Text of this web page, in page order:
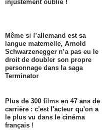
injustement oublié !
Même si l’allemand est sa
langue maternelle, Arnold
Schwarzenegger n’a pas eu le
droit de doubler son propre
personnage dans la saga
Terminator
Plus de 300 films en 47 ans de
carrière : c'est l'acteur qu'on a
le plus vu dans le cinéma
français !